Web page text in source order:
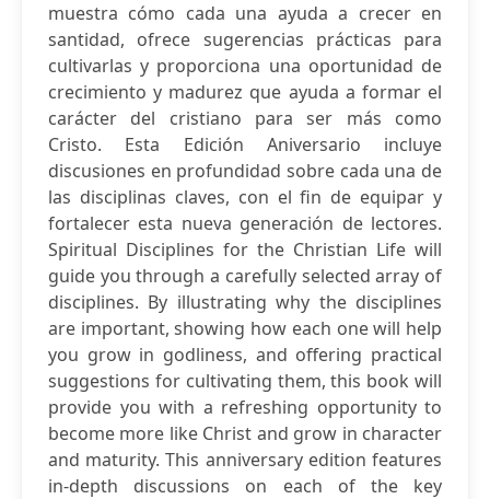
muestra cómo cada una ayuda a crecer en
santidad, ofrece sugerencias prácticas para
cultivarlas y proporciona una oportunidad de
crecimiento y madurez que ayuda a formar el
carácter del cristiano para ser más como
Cristo. Esta Edición Aniversario incluye
discusiones en profundidad sobre cada una de
las disciplinas claves, con el fin de equipar y
fortalecer esta nueva generación de lectores.
Spiritual Disciplines for the Christian Life will
guide you through a carefully selected array of
disciplines. By illustrating why the disciplines
are important, showing how each one will help
you grow in godliness, and offering practical
suggestions for cultivating them, this book will
provide you with a refreshing opportunity to
become more like Christ and grow in character
and maturity. This anniversary edition features
in-depth discussions on each of the key